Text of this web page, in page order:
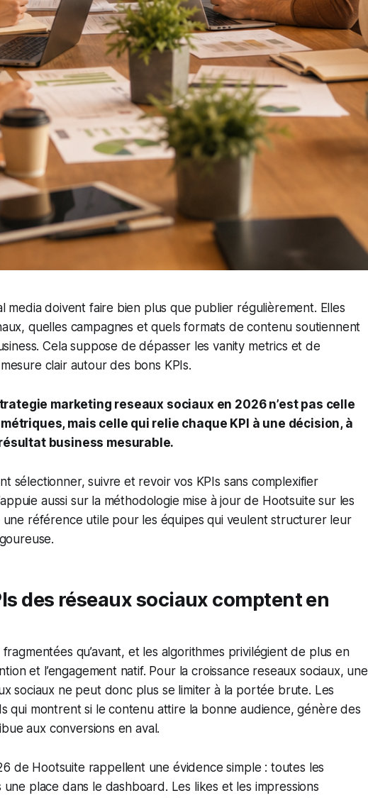
media doivent faire bien plus que publier régulièrement. Elles
quelles campagnes et quels formats de contenu soutiennent
Cela suppose de dépasser les vanity metrics et de
clair autour des bons KPIs.
marketing reseaux sociaux en 2026 n’est pas celle
mais celle qui relie chaque KPI à une décision, à
business mesurable.
sélectionner, suivre et revoir vos KPIs sans complexifier
aussi sur la méthodologie mise à jour de Hootsuite sur les
une référence utile pour les équipes qui veulent structurer leur
des réseaux sociaux comptent en
qu’avant, et les algorithmes privilégient de plus en
et l’engagement natif. Pour la croissance reseaux sociaux, une
sociaux ne peut donc plus se limiter à la portée brute. Les
qui montrent si le contenu attire la bonne audience, génère des
aux conversions en aval.
de Hootsuite rappellent une évidence simple : toutes les
place dans le dashboard. Les likes et les impressions